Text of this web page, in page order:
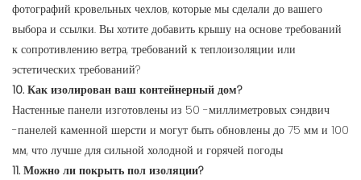
фотографий кровельных чехлов, которые мы сделали до вашего
выбора и ссылки. Вы хотите добавить крышу на основе требований
к сопротивлению ветра, требований к теплоизоляции или
эстетических требований?
10. Как изолирован ваш контейнерный дом?
Настенные панели изготовлены из 50 -миллиметровых сэндвич
-панелей каменной шерсти и могут быть обновлены до 75 мм и 100
мм, что лучше для сильной холодной и горячей погоды
11. Можно ли покрыть пол изоляции?